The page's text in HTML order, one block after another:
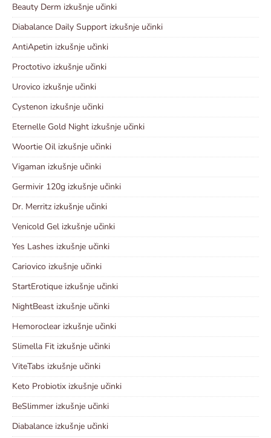
Beauty Derm izkušnje učinki
Diabalance Daily Support izkušnje učinki
AntiApetin izkušnje učinki
Proctotivo izkušnje učinki
Urovico izkušnje učinki
Cystenon izkušnje učinki
Eternelle Gold Night izkušnje učinki
Woortie Oil izkušnje učinki
Vigaman izkušnje učinki
Germivir 120g izkušnje učinki
Dr. Merritz izkušnje učinki
Venicold Gel izkušnje učinki
Yes Lashes izkušnje učinki
Cariovico izkušnje učinki
StartErotique izkušnje učinki
NightBeast izkušnje učinki
Hemoroclear izkušnje učinki
Slimella Fit izkušnje učinki
ViteTabs izkušnje učinki
Keto Probiotix izkušnje učinki
BeSlimmer izkušnje učinki
Diabalance izkušnje učinki